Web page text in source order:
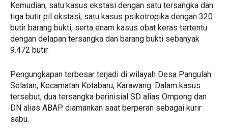
Kemudian, satu kasus ekstasi dengan satu tersangka dan
tiga butir pil ekstasi, satu kasus psikotropika dengan 320
butir barang bukti, serta enam kasus obat keras tertentu
dengan delapan tersangka dan barang bukti sebanyak
9.472 butir.
Pengungkapan terbesar terjadi di wilayah Desa Pangulah
Selatan, Kecamatan Kotabaru, Karawang. Dalam kasus
tersebut, dua tersangka berinisial SD alias Ompong dan
DN alias ABAP diamankan saat berperan sebagai kurir
sabu.